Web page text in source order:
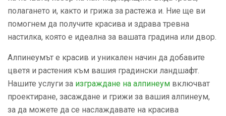
полагането и, както и грижа за растежа и. Ние ще ви
помогнем да получите красива и здрава тревна
настилка, която е идеална за вашата градина или двор.
Алпинеумът е красив и уникален начин да добавите
цветя и растения към вашия градински ландшафт.
Нашите услуги за изграждане на алпинеум включват
проектиране, засаждане и грижи за вашия алпинеум,
за да можете да се наслаждавате на красива